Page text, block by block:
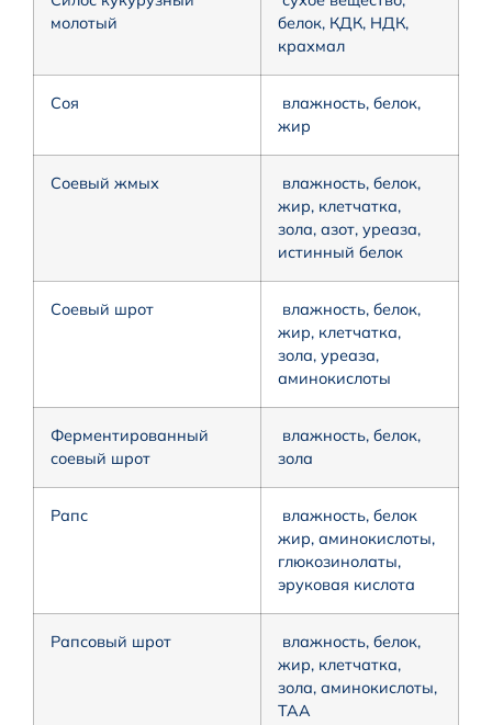
молотый
белок, КДК, НДК,
крахмал
Соя
влажность, белок,
жир
Соевый жмых
влажность, белок,
жир, клетчатка,
зола, азот, уреаза,
истинный белок
Соевый шрот
влажность, белок,
жир, клетчатка,
зола, уреаза,
аминокислоты
Ферментированный
соевый шрот
влажность, белок,
зола
Рапс
влажность, белок
жир, аминокислоты,
глюкозинолаты,
эруковая кислота
Рапсовый шрот
влажность, белок,
жир, клетчатка,
зола, аминокислоты,
ТАА